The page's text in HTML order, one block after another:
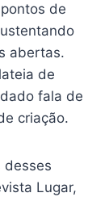
de
abertas.
de
fala de
criação.
desses
Lugar,